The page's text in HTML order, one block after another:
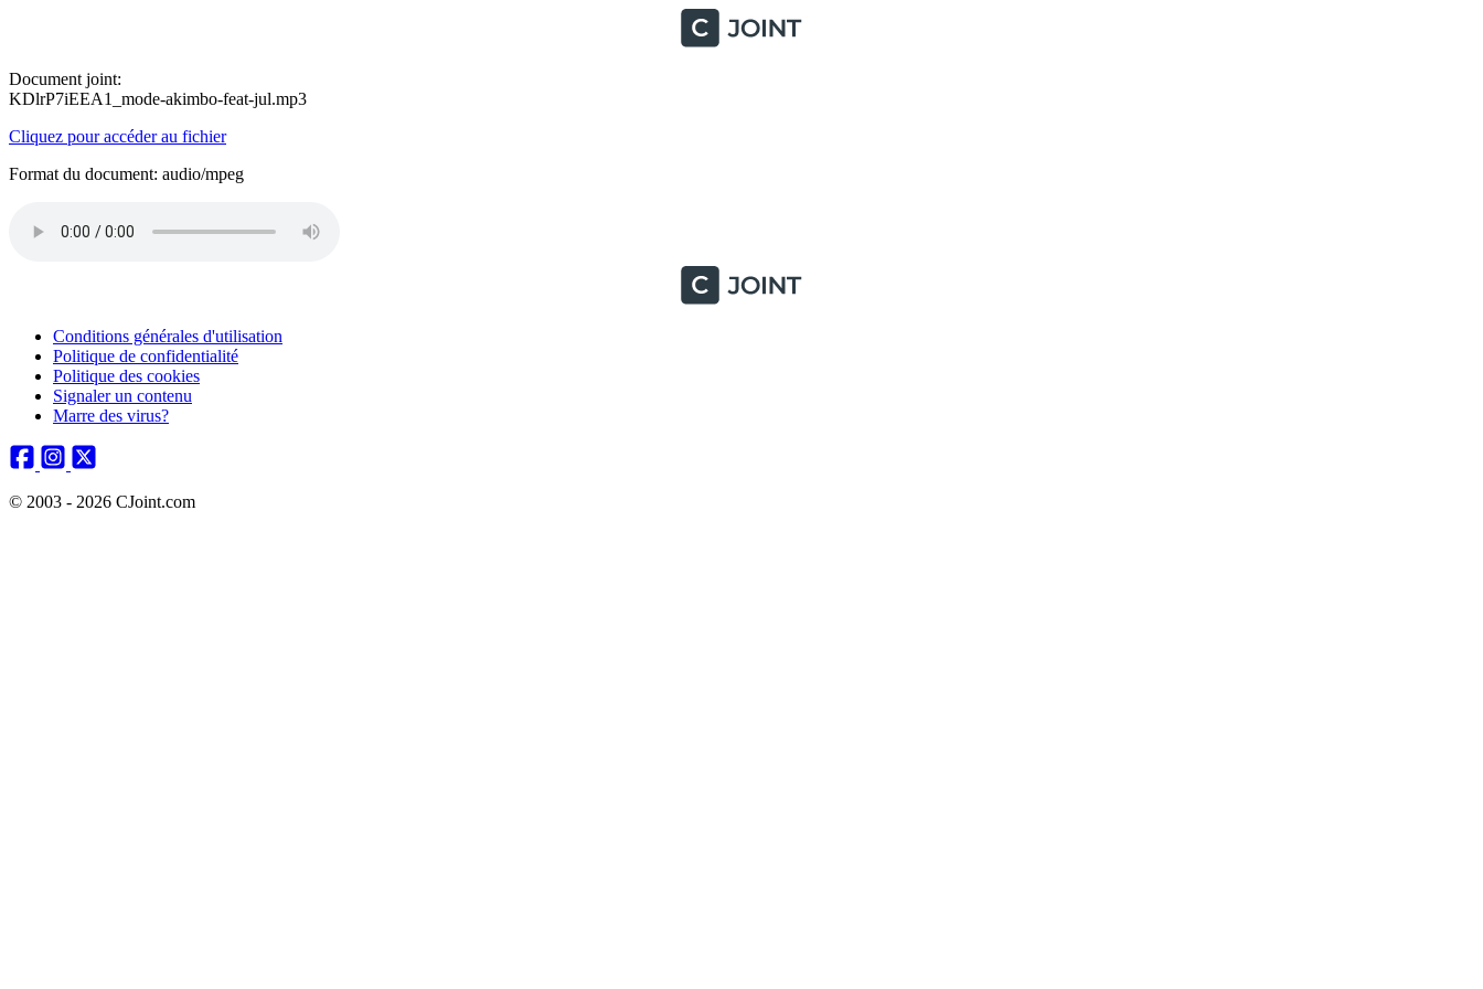
Document joint:
KDlrP7iEEA1_mode-akimbo-feat-jul.mp3
Cliquez pour accéder au fichier
Format du document: audio/mpeg
Conditions générales d'utilisation
Politique de confidentialité
Politique des cookies
Signaler un contenu
Marre des virus?
© 2003 - 2026 CJoint.com